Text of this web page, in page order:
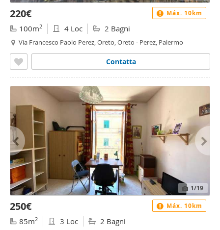
220€
100m2 4 Loc 2 Bagni
Via Francesco Paolo Perez, Oreto, Oreto - Perez, Palermo
Contatta
Máx. 10km
1/19
250€
85m2 3 Loc 2 Bagni
Máx. 10km